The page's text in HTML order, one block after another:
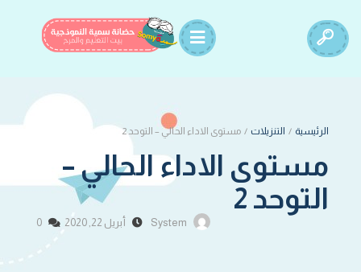
الرئيسية / التنزيلات / مستوى الاداء الحالي – التوحد 2
مستوى الاداء الحالي –
التوحد 2
System أبريل 22, 2020 0